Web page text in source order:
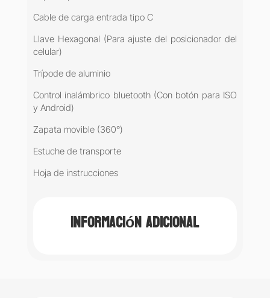
Cable de carga entrada tipo C
Llave Hexagonal (Para ajuste del posicionador del
celular)
Trípode de aluminio
Control inalámbrico bluetooth (Con botón para ISO
y Android)
Zapata movible (360°)
Estuche de transporte
Hoja de instrucciones
Información adicional